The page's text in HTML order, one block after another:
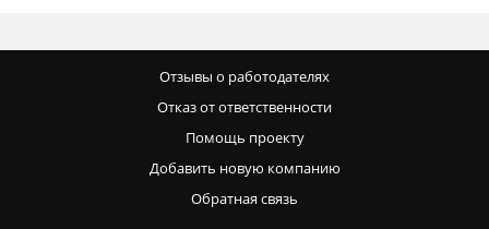
Отзывы о работодателях
Отказ от ответственности
Помощь проекту
Добавить новую компанию
Обратная связь